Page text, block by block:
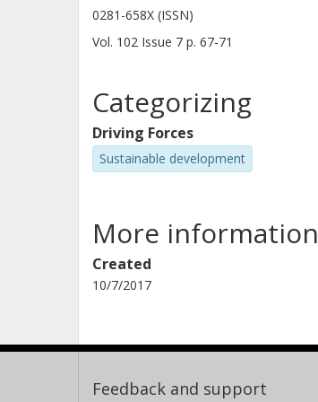
0281-658X (ISSN)
Vol. 102 Issue 7 p. 67-71
Categorizing
Driving Forces
Sustainable development
More information
Created
10/7/2017
Feedback and support